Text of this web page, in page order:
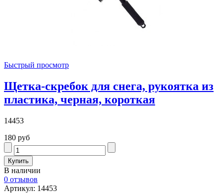
Быстрый просмотр
Щетка-скребок для снега, рукоятка из
пластика, черная, короткая
14453
180 руб
В наличии
0 отзывов
Артикул: 14453